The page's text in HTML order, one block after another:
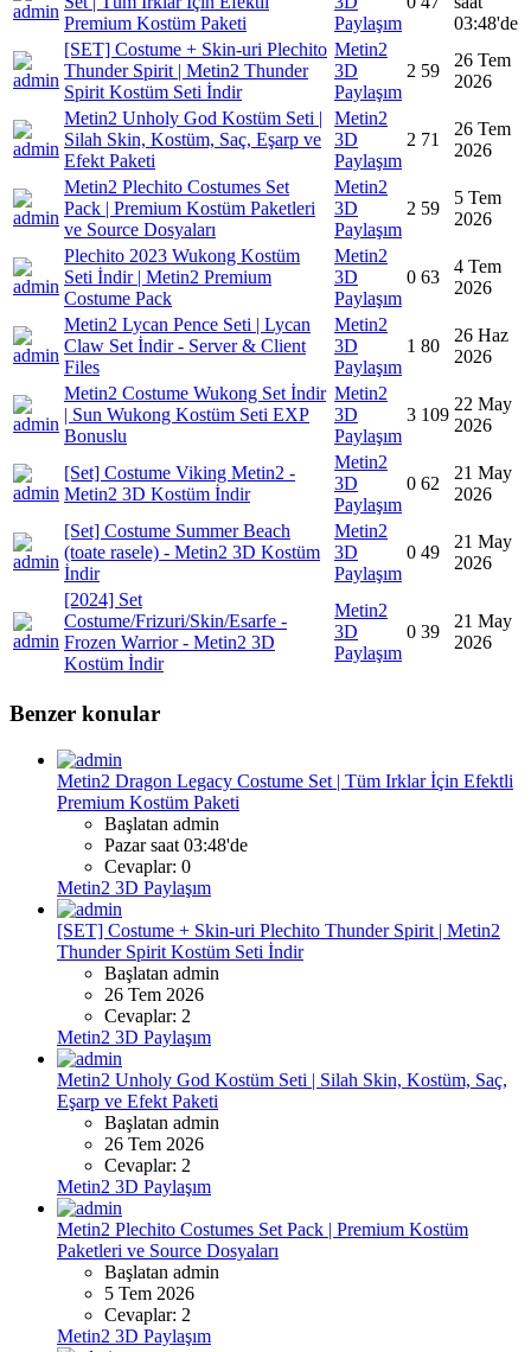
Premium Kostüm Paketi
Paylaşım
03:48'de
[SET] Costume + Skin-uri Plechito
Thunder Spirit | Metin2 Thunder
Spirit Kostüm Seti İndir
Metin2
3D
Paylaşım
2 59
26 Tem
2026
Metin2 Unholy God Kostüm Seti |
Silah Skin, Kostüm, Saç, Eşarp ve
Efekt Paketi
Metin2
3D
Paylaşım
2 71
26 Tem
2026
Metin2 Plechito Costumes Set
Pack | Premium Kostüm Paketleri
ve Source Dosyaları
Metin2
3D
Paylaşım
2 59
5 Tem
2026
Plechito 2023 Wukong Kostüm
Seti İndir | Metin2 Premium
Costume Pack
Metin2
3D
Paylaşım
0 63
4 Tem
2026
Metin2 Lycan Pence Seti | Lycan
Claw Set İndir - Server & Client
Files
Metin2
3D
Paylaşım
1 80
26 Haz
2026
Metin2 Costume Wukong Set İndir
| Sun Wukong Kostüm Seti EXP
Bonuslu
Metin2
3D
Paylaşım
3 109
22 May
2026
[Set] Costume Viking Metin2 -
Metin2 3D Kostüm İndir
Metin2
3D
Paylaşım
0 62
21 May
2026
[Set] Costume Summer Beach
(toate rasele) - Metin2 3D Kostüm
İndir
Metin2
3D
Paylaşım
0 49
21 May
2026
[2024] Set
Costume/Frizuri/Skin/Esarfe -
Frozen Warrior - Metin2 3D
Kostüm İndir
Metin2
3D
Paylaşım
0 39
21 May
2026
Benzer konular
Metin2 Dragon Legacy Costume Set | Tüm Irklar İçin Efektli
Premium Kostüm Paketi
Başlatan admin
Pazar saat 03:48'de
Cevaplar: 0
Metin2 3D Paylaşım
[SET] Costume + Skin-uri Plechito Thunder Spirit | Metin2
Thunder Spirit Kostüm Seti İndir
Başlatan admin
26 Tem 2026
Cevaplar: 2
Metin2 3D Paylaşım
Metin2 Unholy God Kostüm Seti | Silah Skin, Kostüm, Saç,
Eşarp ve Efekt Paketi
Başlatan admin
26 Tem 2026
Cevaplar: 2
Metin2 3D Paylaşım
Metin2 Plechito Costumes Set Pack | Premium Kostüm
Paketleri ve Source Dosyaları
Başlatan admin
5 Tem 2026
Cevaplar: 2
Metin2 3D Paylaşım